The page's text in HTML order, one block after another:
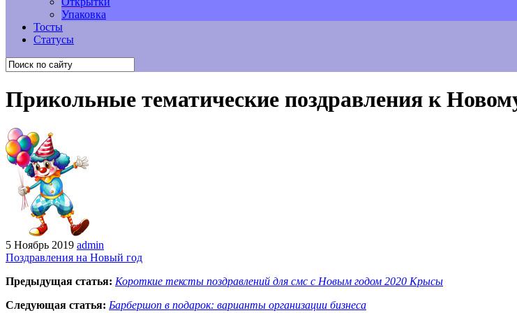
Упаковка
Тосты
Статусы
Прикольные тематические поздравления к
5 Ноябрь 2019 admin
Поздравления на Новый год
Предыдущая статья: Короткие тексты поздравлений для смс с Новым годом 2020 Крысы
Следующая статья: Барбершоп в подарок: варианты организации бизнеса